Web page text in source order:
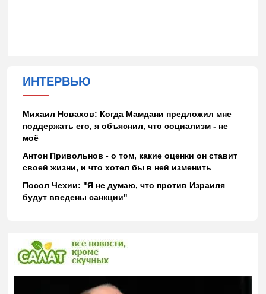
ИНТЕРВЬЮ
Михаил Новахов: Когда Мамдани предложил мне
поддержать его, я объяснил, что социализм - не
моё
Антон Привольнов - о том, какие оценки он ставит
своей жизни, и что хотел бы в ней изменить
Посол Чехии: "Я не думаю, что против Израиля
будут введены санкции"